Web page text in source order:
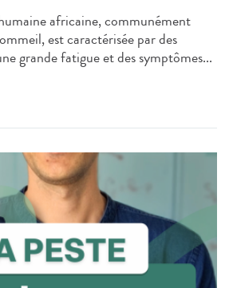
africaine, communément
est caractérisée par des
grande fatigue et des symptômes...